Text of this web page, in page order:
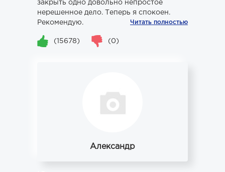
закрыть одно довольно непростое
нерешенное дело. Теперь я спокоен.
Рекомендую.
Читать полностью
(15678) (0)
Александр